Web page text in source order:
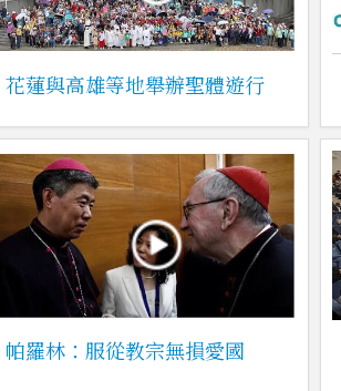
花蓮與高雄等地舉辦聖體遊行
帕羅林：服從教宗無損愛國